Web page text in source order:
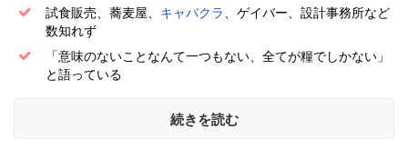
試食販売、蕎麦屋、 キャバクラ、ゲイバー、設計事務所など
数知れず
「意味のないことなんて一つもない、全てが糧でしかない」
と語っている
続きを読む